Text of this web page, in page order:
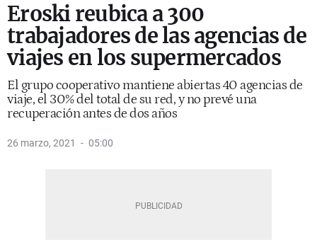
Eroski reubica a 300
trabajadores de las agencias de
viajes en los supermercados
El grupo cooperativo mantiene abiertas 40 agencias de
viaje, el 30% del total de su red, y no prevé una
recuperación antes de dos años
26 marzo, 2021 05:00